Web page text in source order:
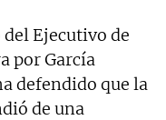
Ejecutivo de
por García
defendido que la
de una